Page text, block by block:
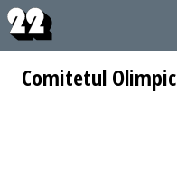
Comitetul Olimpic